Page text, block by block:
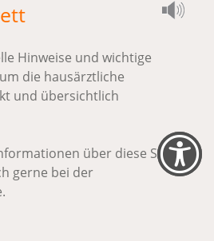
Hinweise und wichtige
die hausärztliche
und übersichtlich
über diese Seite
gerne bei der